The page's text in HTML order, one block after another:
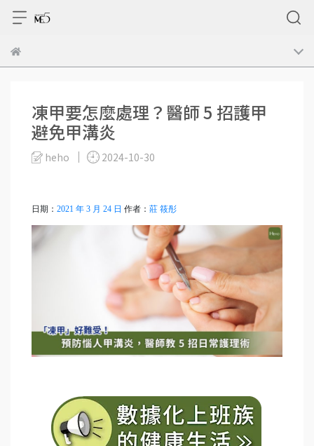
凍甲要怎麼處理？醫師 5 招護甲
避免甲溝炎
heho 2024-10-30
日期： 2021 年 3 月 24 日 作者： 莊 筱彤